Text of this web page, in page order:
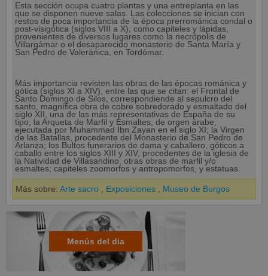
Esta sección ocupa cuatro plantas y una entreplanta en las
que se disponen nueve salas. Las colecciones se inician con
restos de poca importancia de la época prerrománica condal o
post-visigótica (siglos VIII a X), como capiteles y lápidas,
provenientes de diversos lugares como la necrópolis de
Villargámar o el desaparecido monasterio de Santa María y
San Pedro de Valeránica, en Tordómar.
Más importancia revisten las obras de las épocas románica y
gótica (siglos XI a XIV), entre las que se citan: el Frontal de
Santo Domingo de Silos, correspondiende al sepulcro del
santo, magnífica obra de cobre sobredorado y esmaltado del
siglo XII, una de las más representativas de España de su
tipo; la Arqueta de Marfil y Esmaltes, de orgen árabe,
ejecutada por Muhammad Ibn Zayan en el siglo XI; la Virgen
de las Batallas, procedente del Monasterio de San Pedro de
Arlanza; los Bultos funerarios de dama y caballero, góticos a
caballo entre los siglos XIII y XIV, procedentes de la iglesia de
la Natividad de Villasandino; otras obras de marfil y/o
esmaltes; capiteles zoomorfos y antropomorfos, y estatuas.
Más sobre: Arte sacro Exposiciones Museo de Burgos
Menús del dia